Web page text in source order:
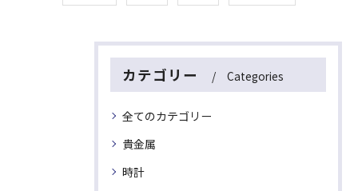
カテゴリー Categories
全てのカテゴリー
貴金属
時計